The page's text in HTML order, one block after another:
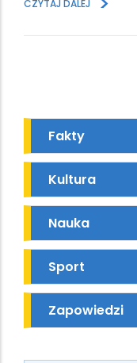
CZYTAJ DALEJ
Fakty
Kultura
Nauka
Sport
Zapowiedzi